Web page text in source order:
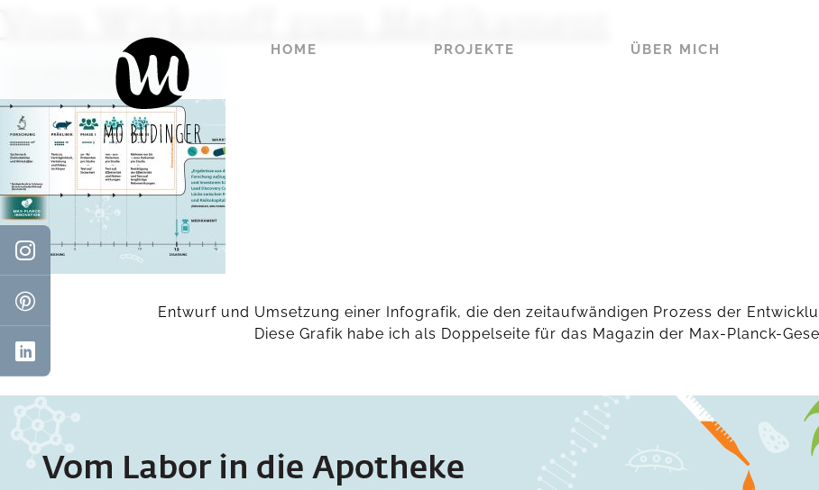
HOME PROJEKTE ÜBER MICH
Entwurf und Umsetzung einer Infografik, die den zeitaufwändigen Prozess der
Diese Grafik habe ich als Doppelseite für das Magazin der Max-Planck-